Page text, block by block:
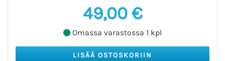
49,00 €
Omassa varastossa 1 kpl